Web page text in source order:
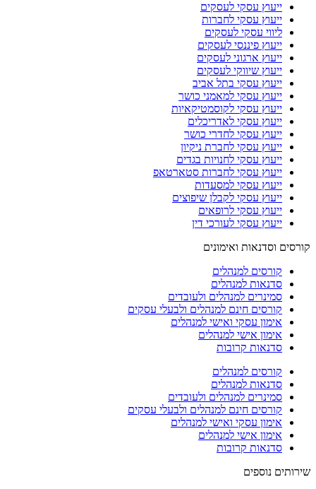
ייעוץ עסקי לעסקים
ייעוץ עסקי לחברות
ליווי עסקי לעסקים
ייעוץ פיננסי לעסקים
ייעוץ ארגוני לעסקים
ייעוץ שיווקי לעסקים
ייעוץ עסקי בתל אביב
ייעוץ עסקי למאמני כושר
ייעוץ עסקי לקוסמטיקאיות
ייעוץ עסקי לאדריכלים
ייעוץ עסקי לחדרי כושר
ייעוץ עסקי לחברת ניקיון
ייעוץ עסקי לחנויות בגדים
ייעוץ עסקי לחברות סטארטאפ
ייעוץ עסקי למסעדות
ייעוץ עסקי לקבלן שיפוצים
ייעוץ עסקי לרופאים
ייעוץ עסקי לעורכי דין
קורסים וסדנאות ואימונים
קורסים למנהלים
סדנאות למנהלים
סמינרים למנהלים ולעובדים
קורסים חינם למנהלים ולבעלי עסקים
אימון עסקי ואישי למנהלים
אימון אישי למנהלים
סדנאות קרובות
קורסים למנהלים
סדנאות למנהלים
סמינרים למנהלים ולעובדים
קורסים חינם למנהלים ולבעלי עסקים
אימון עסקי ואישי למנהלים
אימון אישי למנהלים
סדנאות קרובות
שירותים נוספים